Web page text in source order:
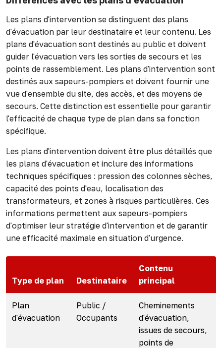
Les plans d'intervention se distinguent des plans
d'évacuation par leur destinataire et leur contenu. Les
plans d'évacuation sont destinés au public et doivent
guider l'évacuation vers les sorties de secours et les
points de rassemblement. Les plans d'intervention sont
destinés aux sapeurs-pompiers et doivent fournir une
vue d'ensemble du site, des accès, et des moyens de
secours. Cette distinction est essentielle pour garantir
l'efficacité de chaque type de plan dans sa fonction
spécifique.
Les plans d'intervention doivent être plus détaillés que
les plans d'évacuation et inclure des informations
techniques spécifiques : pression des colonnes sèches,
capacité des points d'eau, localisation des
transformateurs, et zones à risques particulières. Ces
informations permettent aux sapeurs-pompiers
d'optimiser leur stratégie d'intervention et de garantir
une efficacité maximale en situation d'urgence.
Type de plan Destinataire
Contenu
principal
Plan
d'évacuation
Public /
Occupants
Cheminements
d'évacuation,
issues de secours,
points de